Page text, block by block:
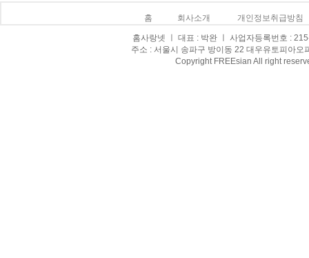
홈 회사소개 개인정보취급방침
홈사랑넷 ㅣ 대표 : 박완 ㅣ 사업자등록번호 :
주소 : 서울시 송파구 방이동 22 대우유토피아
Copyright FREEsian All right